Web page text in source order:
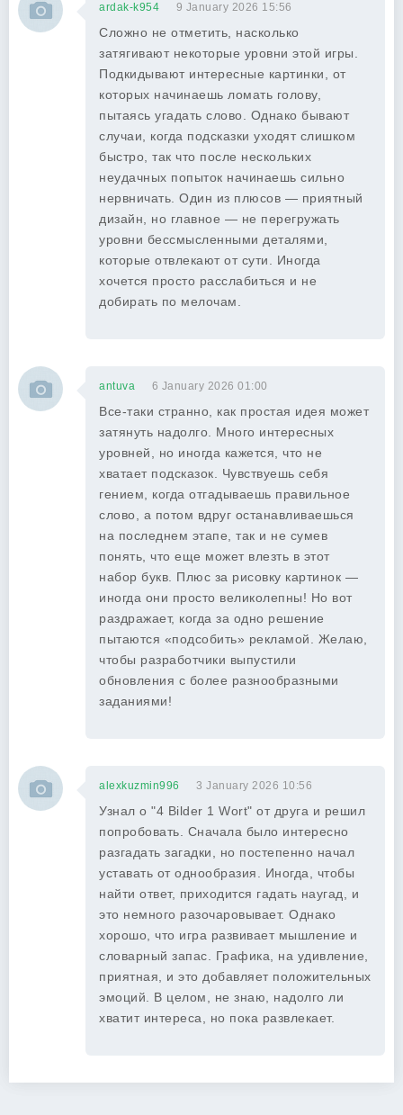
ardak-k954 9 January 2026 15:56
Сложно не отметить, насколько
затягивают некоторые уровни этой игры.
Подкидывают интересные картинки, от
которых начинаешь ломать голову,
пытаясь угадать слово. Однако бывают
случаи, когда подсказки уходят слишком
быстро, так что после нескольких
неудачных попыток начинаешь сильно
нервничать. Один из плюсов — приятный
дизайн, но главное — не перегружать
уровни бессмысленными деталями,
которые отвлекают от сути. Иногда
хочется просто расслабиться и не
добирать по мелочам.
antuva 6 January 2026 01:00
Все-таки странно, как простая идея может
затянуть надолго. Много интересных
уровней, но иногда кажется, что не
хватает подсказок. Чувствуешь себя
гением, когда отгадываешь правильное
слово, а потом вдруг останавливаешься
на последнем этапе, так и не сумев
понять, что еще может влезть в этот
набор букв. Плюс за рисовку картинок —
иногда они просто великолепны! Но вот
раздражает, когда за одно решение
пытаются «подсобить» рекламой. Желаю,
чтобы разработчики выпустили
обновления с более разнообразными
заданиями!
alexkuzmin996 3 January 2026 10:56
Узнал о "4 Bilder 1 Wort" от друга и решил
попробовать. Сначала было интересно
разгадать загадки, но постепенно начал
уставать от однообразия. Иногда, чтобы
найти ответ, приходится гадать наугад, и
это немного разочаровывает. Однако
хорошо, что игра развивает мышление и
словарный запас. Графика, на удивление,
приятная, и это добавляет положительных
эмоций. В целом, не знаю, надолго ли
хватит интереса, но пока развлекает.